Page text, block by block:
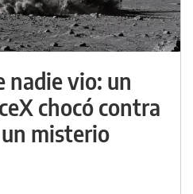
nadie vio: un
chocó contra
misterio